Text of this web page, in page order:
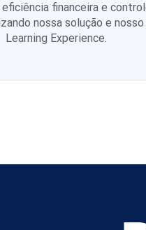
eficiência financeira e
nossa solução e
Learning Experience.